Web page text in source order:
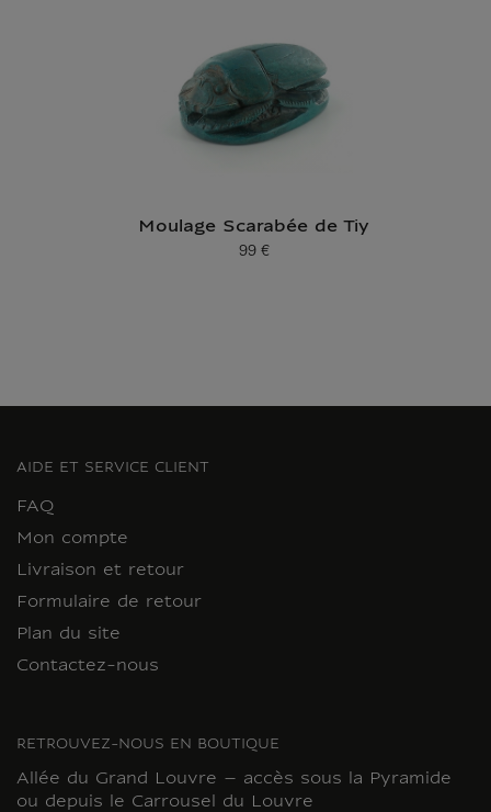
Moulage Scarabée de Tiy
Prix ​​actuel
99 €
AIDE ET SERVICE CLIENT
FAQ
Mon compte
Livraison et retour
Formulaire de retour
Plan du site
Contactez-nous
RETROUVEZ-NOUS EN BOUTIQUE
Allée du Grand Louvre – accès sous la Pyramide
ou depuis le Carrousel du Louvre